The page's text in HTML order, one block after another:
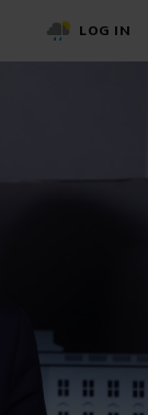
LOG IN